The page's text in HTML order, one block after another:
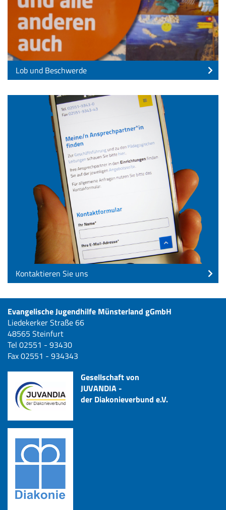
Lob und Beschwerde
Kontaktieren Sie uns
Evangelische Jugendhilfe Münsterland gGmbH
Liedekerker Straße 66
48565 Steinfurt
Tel 02551 - 93430
Fax 02551 - 934343
Gesellschaft von
JUVANDIA -
der Diakonieverbund e.V.